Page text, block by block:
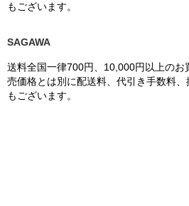
もございます。
SAGAWA
送料全国一律700円、10,000円以上のお
売価格とは別に配送料、代引き手数料
もございます。